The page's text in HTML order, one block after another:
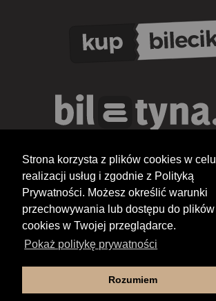
Strona korzysta z plików cookies w celu
realizacji usług i zgodnie z Polityką
Prywatności. Możesz określić warunki
przechowywania lub dostępu do plików
cookies w Twojej przeglądarce.
Pokaż politykę prywatności
Rozumiem